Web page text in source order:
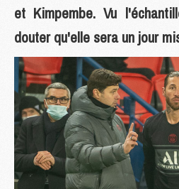
et Kimpembe. Vu
douter qu'elle sera un jour